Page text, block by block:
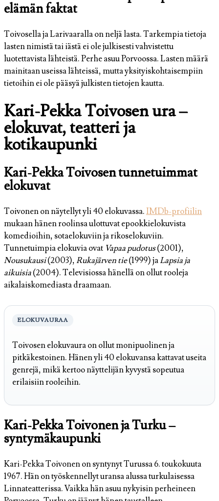
elämän faktat
Toivosella ja Larivaaralla on neljä lasta. Tarkempia tietoja
lasten nimistä tai iästä ei ole julkisesti vahvistettu
luotettavista lähteistä. Perhe asuu Porvoossa. Lasten määrä
mainitaan useissa lähteissä, mutta yksityiskohtaisempiin
tietoihin ei ole pääsyä julkisten tietojen kautta.
Kari-Pekka Toivosen ura –
elokuvat, teatteri ja
kotikaupunki
Kari-Pekka Toivosen tunnetuimmat
elokuvat
Toivonen on näytellyt yli 40 elokuvassa.IMDb-profiilin
mukaan hänen roolinsa ulottuvat epookkielokuvista
komedioihin, sotaelokuviin ja rikoselokuviin.
Tunnetuimpia elokuvia ovat Vapaa pudotus(2001),
Nousukausi(2003),Rukajärven tie(1999) jaLapsia ja
aikuisia(2004). Televisiossa hänellä on ollut rooleja
aikalaiskomediasta draamaan.
ELOKUVAURAA
Toivosen elokuvaura on ollut monipuolinen ja
pitkäkestoinen. Hänen yli 40 elokuvansa kattavat useita
genrejä, mikä kertoo näyttelijän kyvystä sopeutua
erilaisiin rooleihin.
Kari-Pekka Toivonen ja Turku –
syntymäkaupunki
Kari-Pekka Toivonen on syntynyt Turussa 6. toukokuuta
1967. Hän on työskennellyt uransa alussa turkulaisessa
Linnateatterissa. Vaikka hän asuu nykyisin perheineen